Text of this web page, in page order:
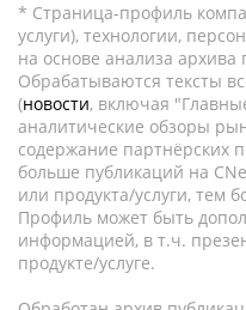
* Страница-профиль
услуги), технологии,
на основе анализа архива
Обрабатываются тексты
(новости, включая
аналитические обзоры
содержание партнёрских
больше публикаций на
или продукта/услуги, тем
Профиль может быть
информацией, в т.ч.
продукте/услуге.